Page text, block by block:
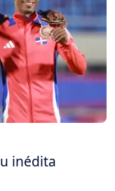
inédita